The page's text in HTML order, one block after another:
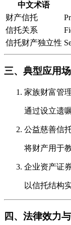
中文术语
财产信托
信托关系
信托财产独立性
三、典型应用
家族财富管
通过设立遗
公益慈善信
将财产用于
企业资产证
以信托结构
四、法律效力